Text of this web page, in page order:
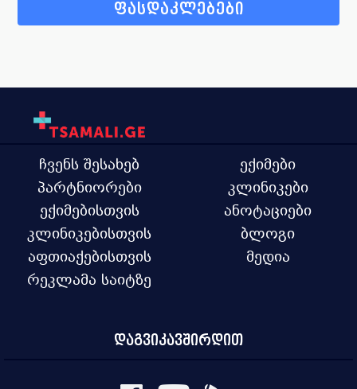
ფასდაკლებები
ჩვენს შესახებ
პარტნიორები
ექიმებისთვის
კლინიკებისთვის
აფთიაქებისთვის
რეკლამა საიტზე
ექიმები
კლინიკები
ანოტაციები
ბლოგი
მედია
დაგვიკავშირდით